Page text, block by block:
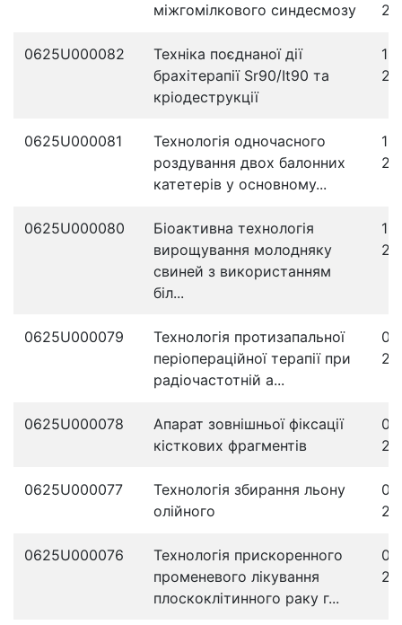
міжгомілкового синдесмозу
0625U000082
Техніка поєднаної дії
брахітерапії Sr90/It90 та
кріодеструкції
0625U000081
Технологія одночасного
роздування двох балонних
катетерів у основному...
0625U000080
Біоактивна технологія
вирощування молодняку
свиней з використанням
біл...
0625U000079
Технологія протизапальної
періопераційної терапії при
радіочастотній а...
0625U000078
Апарат зовнішньої фіксації
кісткових фрагментів
0625U000077
Технологія збирання льону
олійного
0625U000076
Технологія прискоренного
променевого лікування
плоскоклітинного раку г...